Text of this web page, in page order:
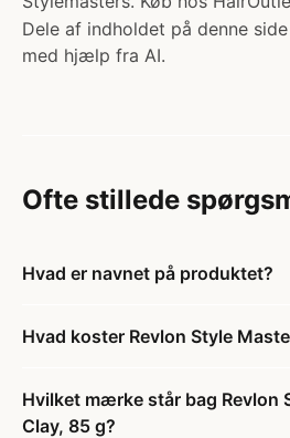
Dele af indholdet på denne
med hjælp fra AI.
Ofte stillede
Hvad er navnet på produktet?
Hvad koster Revlon Style
Hvilket mærke står bag Revlon
Clay, 85 g?